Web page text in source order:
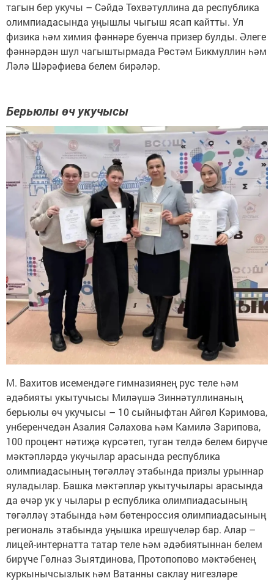
тагын бер укучы – Сәйдә Төхвәтуллина да республика
олимпиадасында уңышлы чыгыш ясап кайтты. Ул
физика һәм химия фәннәре буенча призер булды. Әлеге
фәннәрдән шул чагыштырмада Рөстәм Бикмуллин һәм
Ләлә Шәрәфиева белем бирәләр.
Берьюлы өч укучысы
М. Вахитов исемендәге гимназиянең рус теле һәм
әдәбияты укытучысы Миләүшә Зиннәтуллинаның
берьюлы өч укучысы – 10 сыйныфтан Айгөл Кәримова,
унберенчедән Азалия Сәлахова һәм Камилә Зарипова,
100 процент нәтиҗә күрсәтеп, туган телдә белем бирүче
мәктәпләрдә укучылар арасында республика
олимпиадасының төгәлләү этабында призлы урыннар
яуладылар. Башка мәктәпләр укытучылары арасында
да өчәр ук у чылары р еспублика олимпиадасының
төгәлләү этабында һәм бөтенроссия олимпиадасының
региональ этабында уңышка ирешүчеләр бар. Алар –
лицей-интернатта татар теле һәм әдәбиятыннан белем
бирүче Гөлназ Зыятдинова, Протопопово мәктәбенең
куркынычсызлык һәм Ватанны саклау нигезләре